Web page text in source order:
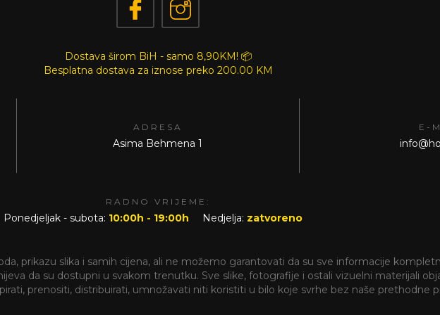
Dostava širom BiH - samo 8,90KM! 📦
Besplatna dostava za iznose preko 200.00 KM
ADRESA
Asima Behmena 1
E-
RADNO VRIJEME:
Ponedjeljak - subota: 10:00h - 19:00h Nedjelja: zatvoreno
prikazu slika i samih cijena, ali ne možemo garantovati da su sve informacije
da su dostupni u svakom trenutku. Sve slike, fotografije i ostali vizuelni materijali
prenositi, distribuirati, umnožavati niti koristiti u bilo koje svrhe bez naše prethodne